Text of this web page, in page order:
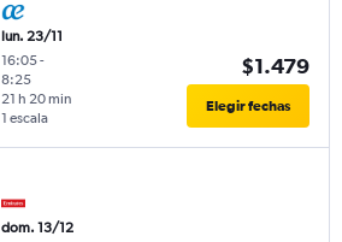
lun. 23/11
16:05-
8:25
1 escala
21 h 20 min
$1.479
Elegir fechas
dom. 13/12